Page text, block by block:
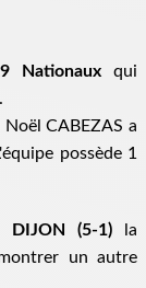
Nationauxqui
.
CABEZAS a
possède 1
DIJON (5-1) la
un autre